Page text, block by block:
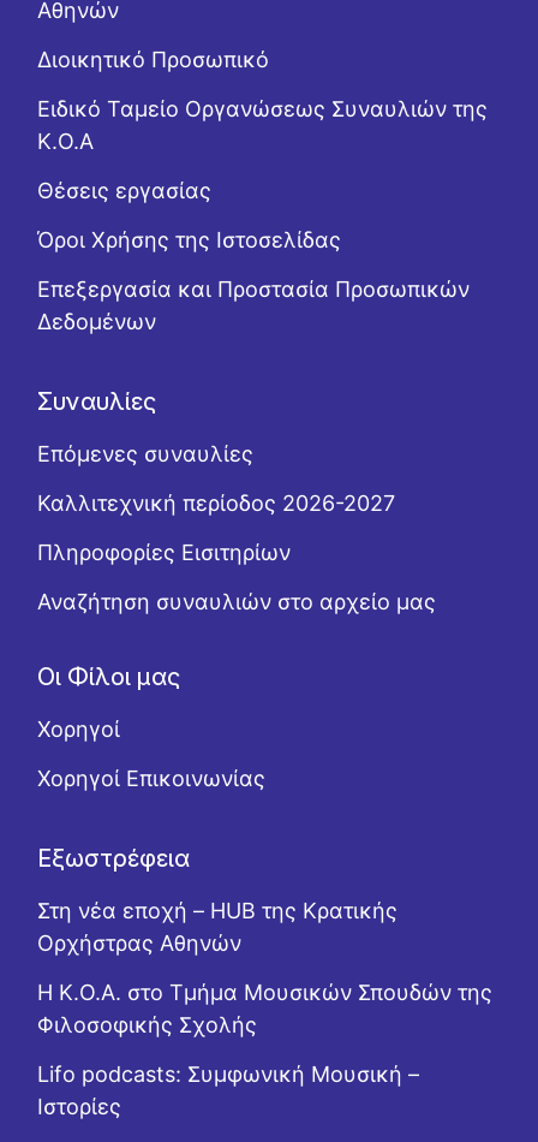
Αθηνών
Διοικητικό Προσωπικό
Ειδικό Ταμείο Οργανώσεως Συναυλιών της
Κ.Ο.Α
Θέσεις εργασίας
Όροι Χρήσης της Ιστοσελίδας
Επεξεργασία και Προστασία Προσωπικών
Δεδομένων
Συναυλίες
Επόμενες συναυλίες
Καλλιτεχνική περίοδος 2026-2027
Πληροφορίες Εισιτηρίων
Αναζήτηση συναυλιών στο αρχείο μας
Οι Φίλοι μας
Χορηγοί
Χορηγοί Επικοινωνίας
Εξωστρέφεια
Στη νέα εποχή – HUB της Κρατικής
Ορχήστρας Αθηνών
Η Κ.Ο.Α. στο Τμήμα Μουσικών Σπουδών της
Φιλοσοφικής Σχολής
Lifo podcasts: Συμφωνική Μουσική –
Ιστορίες